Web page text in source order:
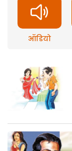
ऑडियो